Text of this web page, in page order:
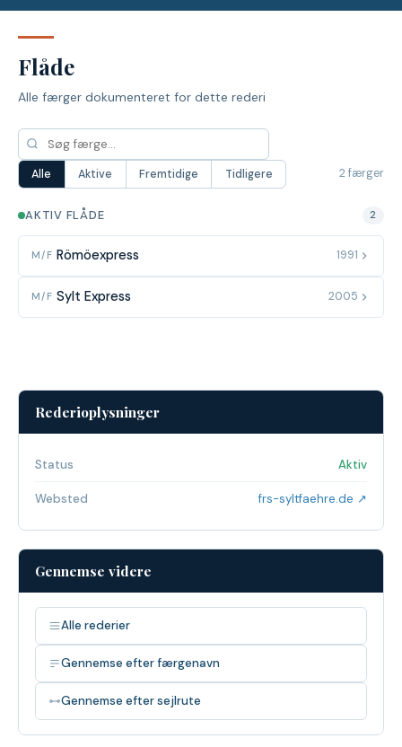
Flåde
Alle færger dokumenteret for dette rederi
Alle Aktive Fremtidige Tidligere 2 færger
AKTIV FLÅDE 2
M/F Römöexpress 1991
M/F Sylt Express 2005
Rederioplysninger
Status Aktiv
Websted frs-syltfaehre.de ↗
Gennemse videre
Alle rederier
Gennemse efter færgenavn
Gennemse efter sejlrute